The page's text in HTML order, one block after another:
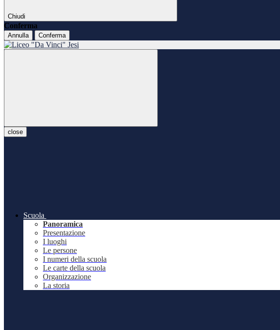
Chiudi
Conferma
Annulla Conferma
close
Scuola
Panoramica
Presentazione
I luoghi
Le persone
I numeri della scuola
Le carte della scuola
Organizzazione
La storia